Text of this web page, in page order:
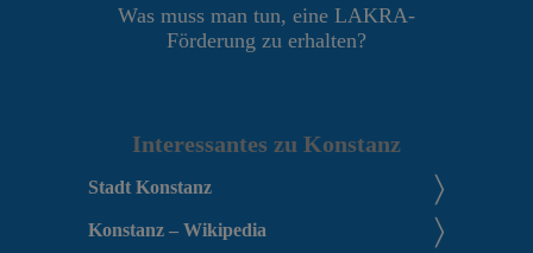
Was muss man tun, eine LAKRA-
Förderung zu erhalten?
Interessantes zu Konstanz
Stadt Konstanz
Konstanz – Wikipedia